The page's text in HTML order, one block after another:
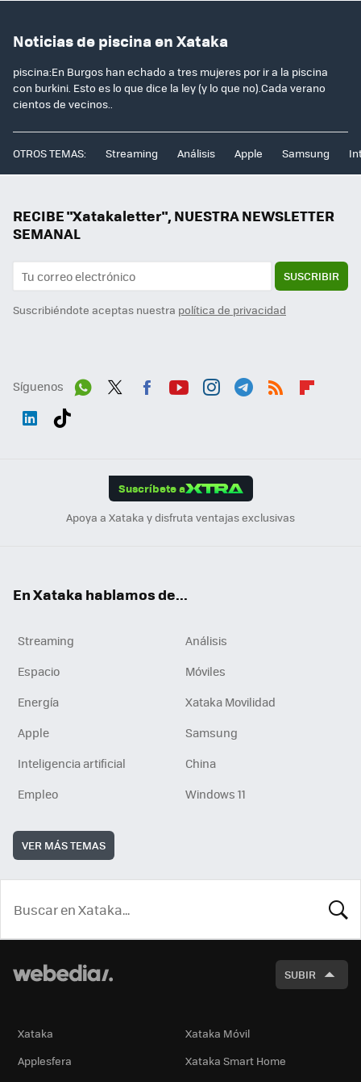
Noticias de piscina en Xataka
piscina:En Burgos han echado a tres mujeres por ir a la piscina
con burkini. Esto es lo que dice la ley (y lo que no).Cada verano
cientos de vecinos..
OTROS TEMAS: Streaming Análisis Apple Samsung
RECIBE "Xatakaletter", NUESTRA NEWSLETTER
SEMANAL
SUSCRIBIR
Suscribiéndote aceptas nuestra política de privacidad
Síguenos
Suscríbete a
Apoya a Xataka y disfruta ventajas exclusivas
En Xataka hablamos de...
Streaming
Análisis
Espacio
Móviles
Energía
Xataka Movilidad
Apple
Samsung
Inteligencia artificial
China
Empleo
Windows 11
VER MÁS TEMAS
SUBIR
Xataka
Xataka Móvil
Applesfera
Xataka Smart Home